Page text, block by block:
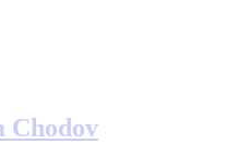
Chodov